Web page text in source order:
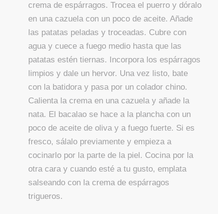
crema de espárragos. Trocea el puerro y dóralo
en una cazuela con un poco de aceite. Añade
las patatas peladas y troceadas. Cubre con
agua y cuece a fuego medio hasta que las
patatas estén tiernas. Incorpora los espárragos
limpios y dale un hervor. Una vez listo, bate
con la batidora y pasa por un colador chino.
Calienta la crema en una cazuela y añade la
nata. El bacalao se hace a la plancha con un
poco de aceite de oliva y a fuego fuerte. Si es
fresco, sálalo previamente y empieza a
cocinarlo por la parte de la piel. Cocina por la
otra cara y cuando esté a tu gusto, emplata
salseando con la crema de espárragos
trigueros.